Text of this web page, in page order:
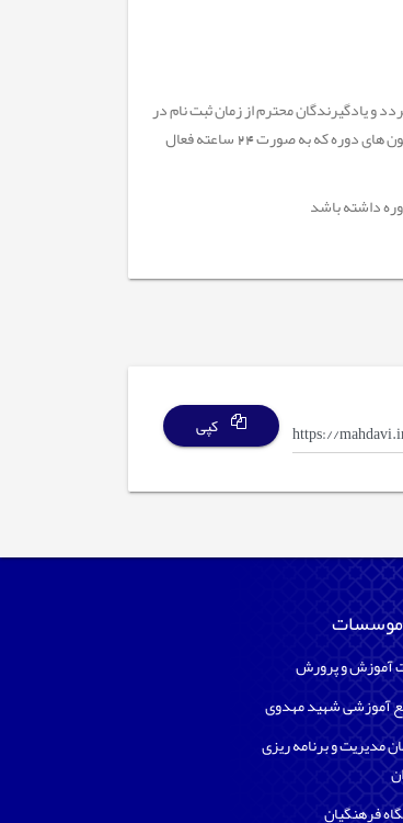
(محتوا محور) دریک بازه زمانی چهل (40) روزه برگزار می گردد و یادگیرندگان محترم از زمان ثبت نام در
دوره به مدت 40 روز مهلت دارند محتوای دوره ها را مشاهده و پس از گذشت 72 ساعت از زمان ثبت نام در آزمون های دوره که به صورت 24 ساعته فعال
داشته باشد
کپی
موسسات
آموزش و پرورش
آموزشی شهید مهدوی
مدیریت و برنامه ریزی
فرهنگیان